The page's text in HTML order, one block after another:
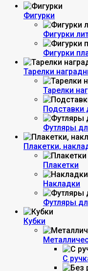
Фигурки
Фигурки
Фигурки
Тарелки
Тарелки
Подставки
Футляры
Плакетки,
Плакетки
Накладки
Футляры
Кубки
С